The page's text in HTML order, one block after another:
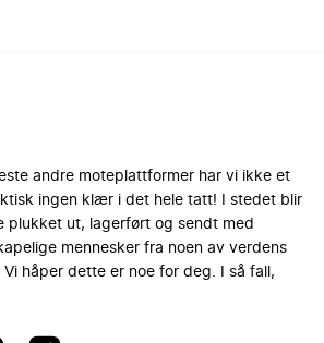
andre moteplattformer har vi ikke et
ingen klær i det hele tatt! I stedet blir
plukket ut, lagerført og sendt med
mennesker fra noen av verdens
håper dette er noe for deg. I så fall,